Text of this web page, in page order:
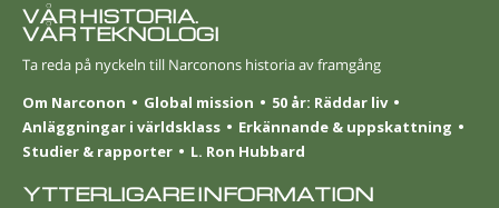
VÅR HISTORIA.
VÅR TEKNOLOGI
Ta reda på nyckeln till Narconons historia av framgång
Om Narconon
Global mission
50 år: Räddar liv
Anläggningar i världsklass
Erkännande & uppskattning
Studier & rapporter
L. Ron Hubbard
YTTERLIGARE INFORMATION